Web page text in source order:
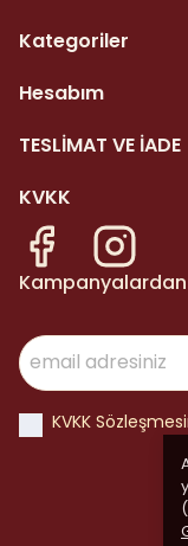
Kategoriler
Hesabım
TESLİMAT VE İADE
KVKK
KVKK